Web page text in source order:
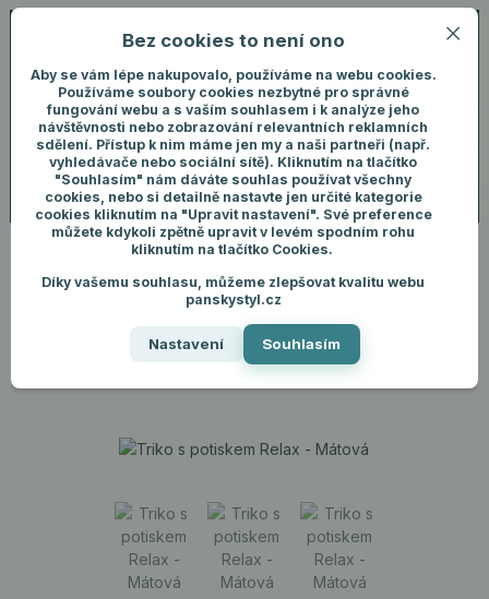
Menu
+420 731 292 460
Přihlášení
Hledat
ks
Úvod Pánské oblečení Trička Triko s potiskem Relax - Mátová
Triko s potiskem Relax -
Bez cookies to není ono
Aby se vám lépe nakupovalo, používáme na webu cookies.
Používáme soubory cookies nezbytné pro správné
fungování webu a s vaším souhlasem i k analýze jeho
návštěvnosti nebo zobrazování relevantních reklamních
sdělení. Přístup k nim máme jen my a naši partneři (např.
vyhledávače nebo sociální sítě). Kliknutím na tlačítko
"Souhlasím" nám dáváte souhlas používat všechny
cookies, nebo si detailně nastavte jen určité kategorie
cookies kliknutím na "Upravit nastavení". Své preference
můžete kdykoli zpětně upravit v levém spodním rohu
kliknutím na tlačítko Cookies.
Díky vašemu souhlasu, můžeme zlepšovat kvalitu webu
panskystyl.cz
Nastavení Souhlasím